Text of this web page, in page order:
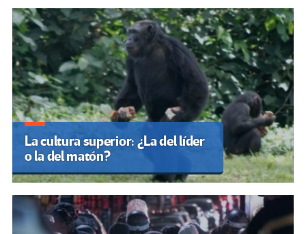
La cultura superior: ¿La del líder
o la del matón?